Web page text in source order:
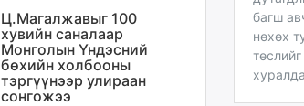
багш
нөхөх
Ц.Магалжавыг 100
хувийн саналаар
Монголын Үндэсний
бөхийн холбооны
тэргүүнээр улираан
сонгожээ